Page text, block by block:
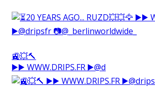
🚉💥🔨⁠
▶️▶️ WWW.DRIPS.FR ▶️@d